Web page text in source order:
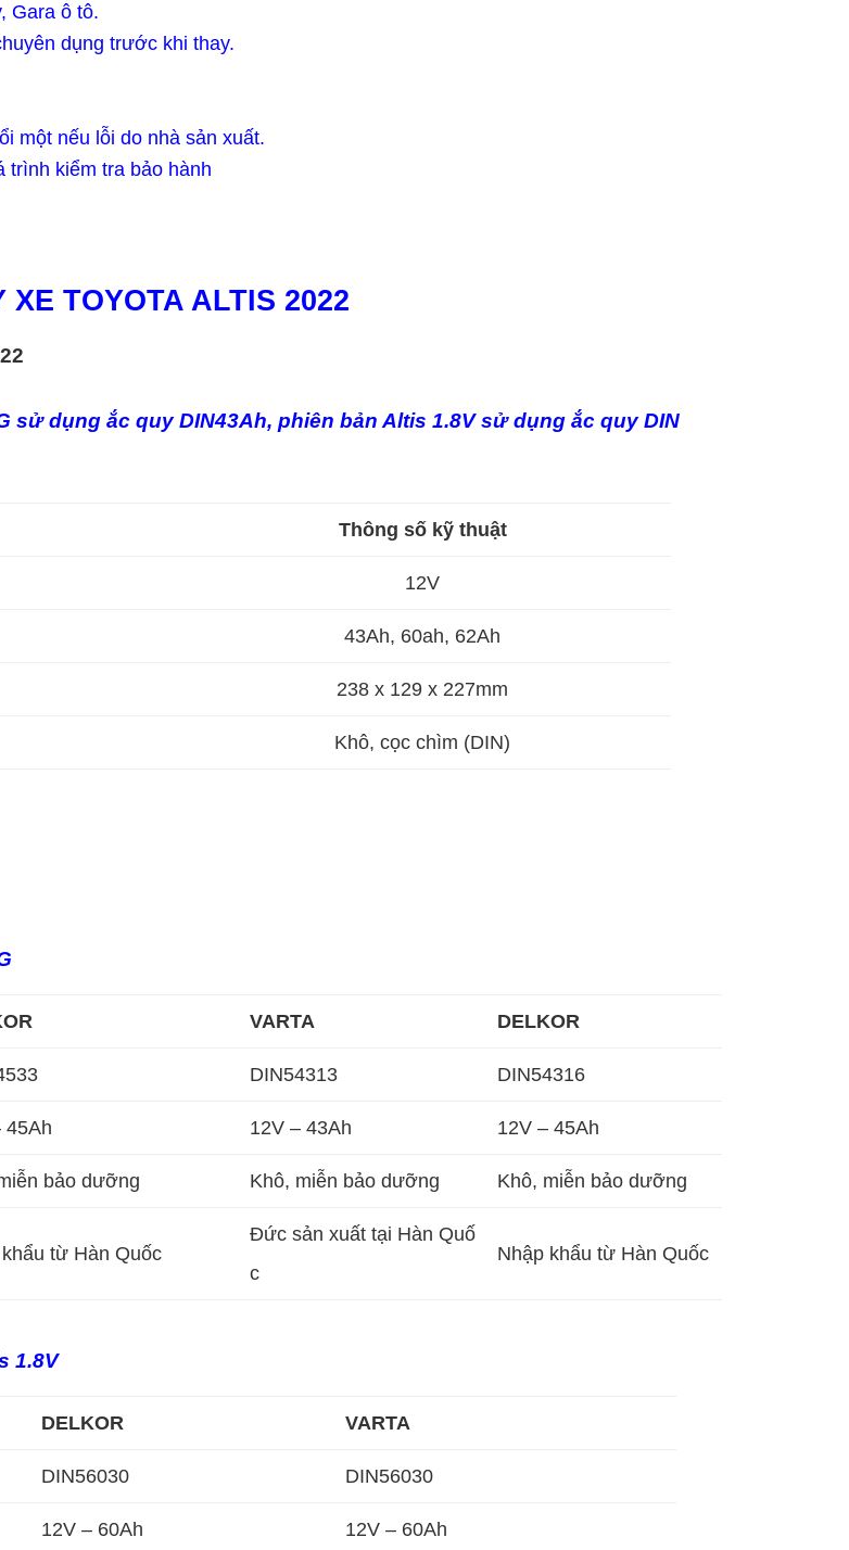
Gara ô tô.
dụng trước khi thay.
một nếu lỗi do nhà sản xuất.
trình kiểm tra bảo hành
XE TOYOTA ALTIS 2022
sử dụng ắc quy DIN43Ah, phiên bản Altis 1.8V sử dụng ắc quy DIN
Thông số kỹ thuật
12V
43Ah, 60ah, 62Ah
238 x 129 x 227mm
Khô, cọc chìm (DIN)
VARTA DELKOR
DIN54313 DIN54316
45Ah 12V – 43Ah 12V – 45Ah
bảo dưỡng Khô, miễn bảo dưỡng Khô, miễn bảo dưỡng
từ Hàn Quốc
Đức sản xuất tại Hàn Quố
c
Nhập khẩu từ Hàn Quốc
1.8V
DELKOR VARTA
DIN56030 DIN56030
12V – 60Ah 12V – 60Ah